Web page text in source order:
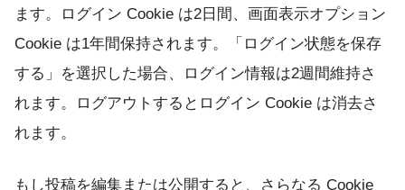
ます。ログイン Cookie は2日間、画面表示オプション
Cookie は1年間保持されます。「ログイン状態を保存
する」を選択した場合、ログイン情報は2週間維持さ
れます。ログアウトするとログイン Cookie は消去さ
れます。
もし投稿を編集または公開すると、さらなる Cookie